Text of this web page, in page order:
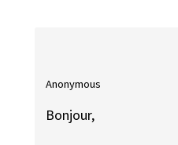
Anonymous
Bonjour,